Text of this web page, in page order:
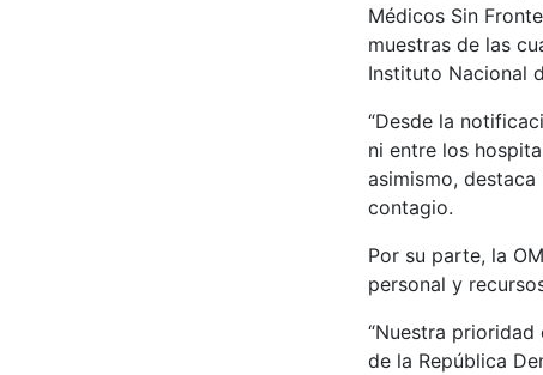
Médicos Sin
muestras de las
Instituto Nacional
“Desde la
ni entre los
asimismo,
contagio.
Por su parte, la
personal y
“Nuestra
de la República